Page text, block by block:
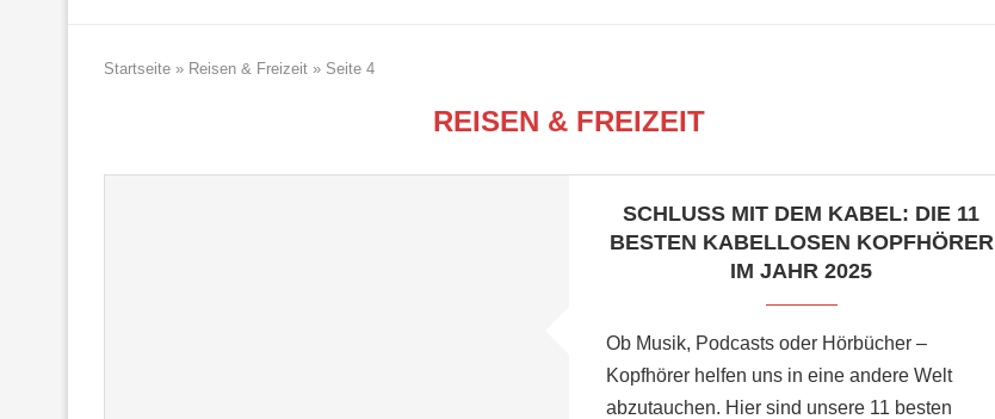
Startseite » Reisen & Freizeit » Seite 4
REISEN & FREIZEIT
SCHLUSS MIT DEM KABEL: DIE 11
BESTEN KABELLOSEN KOPFHÖRER
IM JAHR 2025
Ob Musik, Podcasts oder Hörbücher –
Kopfhörer helfen uns in eine andere Welt
abzutauchen. Hier sind unsere 11 besten